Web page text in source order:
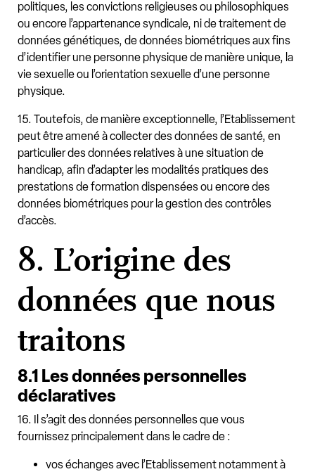
politiques, les convictions religieuses ou philosophiques
ou encore l’appartenance syndicale, ni de traitement de
données génétiques, de données biométriques aux fins
d’identifier une personne physique de manière unique, la
vie sexuelle ou l’orientation sexuelle d’une personne
physique.
15. Toutefois, de manière exceptionnelle, l’Etablissement
peut être amené à collecter des données de santé, en
particulier des données relatives à une situation de
handicap, afin d’adapter les modalités pratiques des
prestations de formation dispensées ou encore des
données biométriques pour la gestion des contrôles
d’accès.
8. L’origine des
données que nous
traitons
8.1 Les données personnelles
déclaratives
16. Il s’agit des données personnelles que vous
fournissez principalement dans le cadre de :
vos échanges avec l’Etablissement notamment à